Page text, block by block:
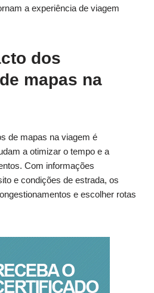
a experiência de viagem
dos
mapas na
de mapas na viagem é
a otimizar o tempo e a
Com informações
e condições de estrada, os
e escolher rotas